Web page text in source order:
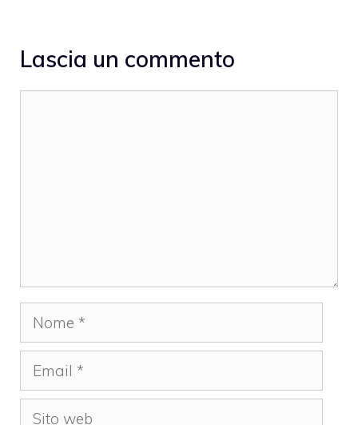
Lascia un commento
Nome
Email
Sito